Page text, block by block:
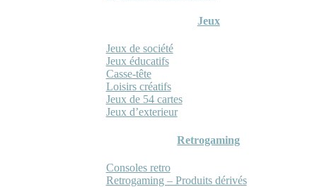
Jeux
Jeux de société
Jeux éducatifs
Casse-tête
Loisirs créatifs
Jeux de 54 cartes
Jeux d’exterieur
Retrogaming
Consoles retro
Retrogaming – Produits dérivés